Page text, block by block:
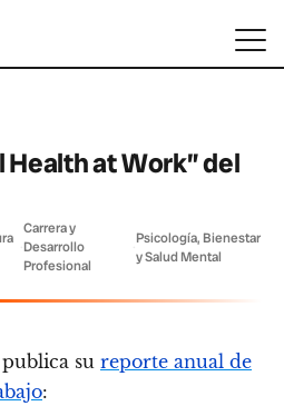
at Work” del
Carrera y
Desarrollo
Profesional
Psicología, Bienestar
y Salud Mental
su reporte anual de
: